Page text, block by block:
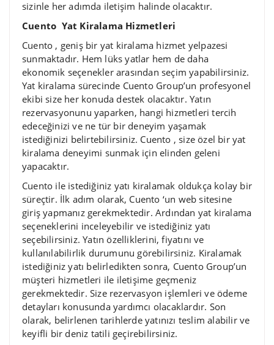
sizinle her adımda iletişim halinde olacaktır.
Cuento Yat Kiralama Hizmetleri
Cuento , geniş bir yat kiralama hizmet yelpazesi
sunmaktadır. Hem lüks yatlar hem de daha
ekonomik seçenekler arasından seçim yapabilirsiniz.
Yat kiralama sürecinde Cuento Group’un profesyonel
ekibi size her konuda destek olacaktır. Yatın
rezervasyonunu yaparken, hangi hizmetleri tercih
edeceğinizi ve ne tür bir deneyim yaşamak
istediğinizi belirtebilirsiniz. Cuento , size özel bir yat
kiralama deneyimi sunmak için elinden geleni
yapacaktır.
Cuento ile istediğiniz yatı kiralamak oldukça kolay bir
süreçtir. İlk adım olarak, Cuento ‘un web sitesine
giriş yapmanız gerekmektedir. Ardından yat kiralama
seçeneklerini inceleyebilir ve istediğiniz yatı
seçebilirsiniz. Yatın özelliklerini, fiyatını ve
kullanılabilirlik durumunu görebilirsiniz. Kiralamak
istediğiniz yatı belirledikten sonra, Cuento Group’un
müşteri hizmetleri ile iletişime geçmeniz
gerekmektedir. Size rezervasyon işlemleri ve ödeme
detayları konusunda yardımcı olacaklardır. Son
olarak, belirlenen tarihlerde yatınızı teslim alabilir ve
keyifli bir deniz tatili geçirebilirsiniz.